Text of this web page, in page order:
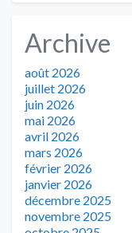
Archive
août 2026
juillet 2026
juin 2026
mai 2026
avril 2026
mars 2026
février 2026
janvier 2026
décembre 2025
novembre 2025